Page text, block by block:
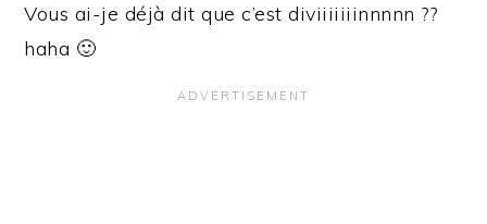
Vous ai-je déjà dit que c’est diviiiiiiinnnnn ??
haha 🙂